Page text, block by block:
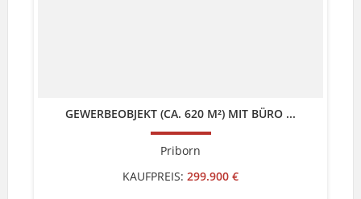
GEWERBEOBJEKT (CA. 620 M²) MIT BÜRO ...
Priborn
KAUFPREIS: 299.900 €